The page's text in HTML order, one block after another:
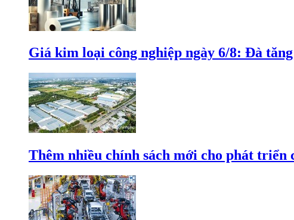
Giá kim loại công nghiệp ngày 6/8: Đà
Thêm nhiều chính sách mới cho phát triển